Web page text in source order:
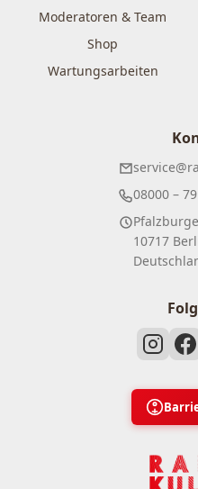
Moderatoren & Team
Shop
Wartungsarbeiten
08000 –
10717